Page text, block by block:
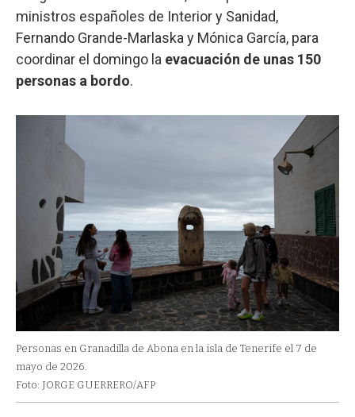
ministros españoles de Interior y Sanidad,
Fernando Grande-Marlaska y Mónica García, para
coordinar el domingo la evacuación de unas 150
personas a bordo.
Personas en Granadilla de Abona en la isla de Tenerife el 7 de
mayo de 2026.
Foto: JORGE GUERRERO/AFP